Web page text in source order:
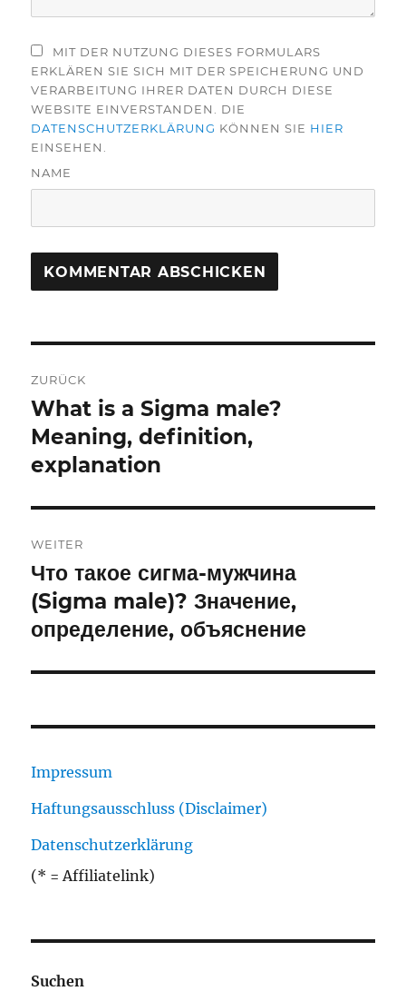
MIT DER NUTZUNG DIESES FORMULARS
ERKLÄREN SIE SICH MIT DER SPEICHERUNG UND
VERARBEITUNG IHRER DATEN DURCH DIESE
WEBSITE EINVERSTANDEN. DIE
DATENSCHUTZERKLÄRUNG KÖNNEN SIE HIER
EINSEHEN.
NAME
ZURÜCK
Vorheriger
Beitrag:
What is a Sigma male?
Meaning, definition,
explanation
WEITER
Nächster
Beitrag:
Что такое сигма-мужчина
(Sigma male)? Значение,
определение, объяснение
Impressum
Haftungsausschluss (Disclaimer)
Datenschutzerklärung
(* = Affiliatelink)
Suchen